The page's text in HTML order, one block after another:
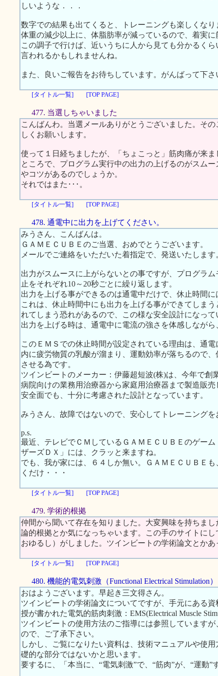
しいような．．．
数字での結果も出てくると、トレーニングも楽しくなり
体重の減少以上に、体脂肪率が減っているので、着実
この調子で行けば、近いうちに人から見ても分かるく
言われるかもしれませんね。
また、良いご報告をお待ちしています。がんばって下さ
[タイトル一覧] [TOP PAGE]
477. 当選しちゃいました
こんばんわ。当選メールありがとうございました。そ
しくお願いします。
使って１日経ちましたが、「ちょこっと」筋肉痛が来
ところで、プログラム実行中の出力の上げるのがスム
やコツがあるのでしょうか。
それではまた･･･。
[タイトル一覧] [TOP PAGE]
478. 通電中に出力を上げてください。
みうさん、こんばんは。
ＧＡＭＥＣＵＢＥのご当選、おめでとうございます。
メールでご連絡をいただいた着指定で、発送いたします
出力がスムースに上がらないとの事ですが、プログラ
止をそれぞれ10～20秒ごとに繰り返します。
出力を上げる事ができるのは通電中だけで、休止時間
これは、休止時間中にも出力を上げる事ができてしま
れてしまう恐れがあるので、この様な安全設計になって
出力を上げる時は、通電中に電流の強さを体感しなが
このＥＭＳでの休止時間が設定されている理由は、通
内に疲労物質の乳酸が溜まり、運動効率が落ちるので
させる為です。
ツインビートのメーカー：伊藤超短波(株)は、今年で創
病院向けの業務用治療器から家庭用治療器まで製造販
安全面でも、十分に考慮された設計となっています。
みうさん、故障ではないので、安心してトレーニング
p.s.
最近、テレビでＣＭしているＧＡＭＥＣＵＢＥのゲー
ザーズＤＸ」には、クラッと来ますね。
でも、我が家には、６４しか無い。ＧＡＭＥＣＵＢＥ
くだけ・・・
[タイトル一覧] [TOP PAGE]
479. 学術的根拠
仲間から聞いて存在を知りました。大変興味を持ちま
論的根拠とか気になっちゃいます。この手のサイトに
おゆるし）がしました。ツインビートの学術論文とか
[タイトル一覧] [TOP PAGE]
480. 機能的電気刺激（Functional Electrical Stimulation）
おはようございます。早起き三文得さん。
ツインビートの学術論文についてですが、手元にある
授が書かれた電気的筋肉刺激：EMS(Electrical Muscle
ツインビートの使用方法のご指導には参照しています
ので、ご了承下さい。
しかし、ご覧になりたい資料は、技術マニュアルや使
礎的な部分ではないかと思います。
要するに、「本当に、“電気刺激”で、“筋肉”が、“運動”